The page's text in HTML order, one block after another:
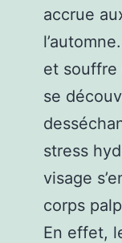
accrue
et souffre
se
stress
visage
corps
En effet,